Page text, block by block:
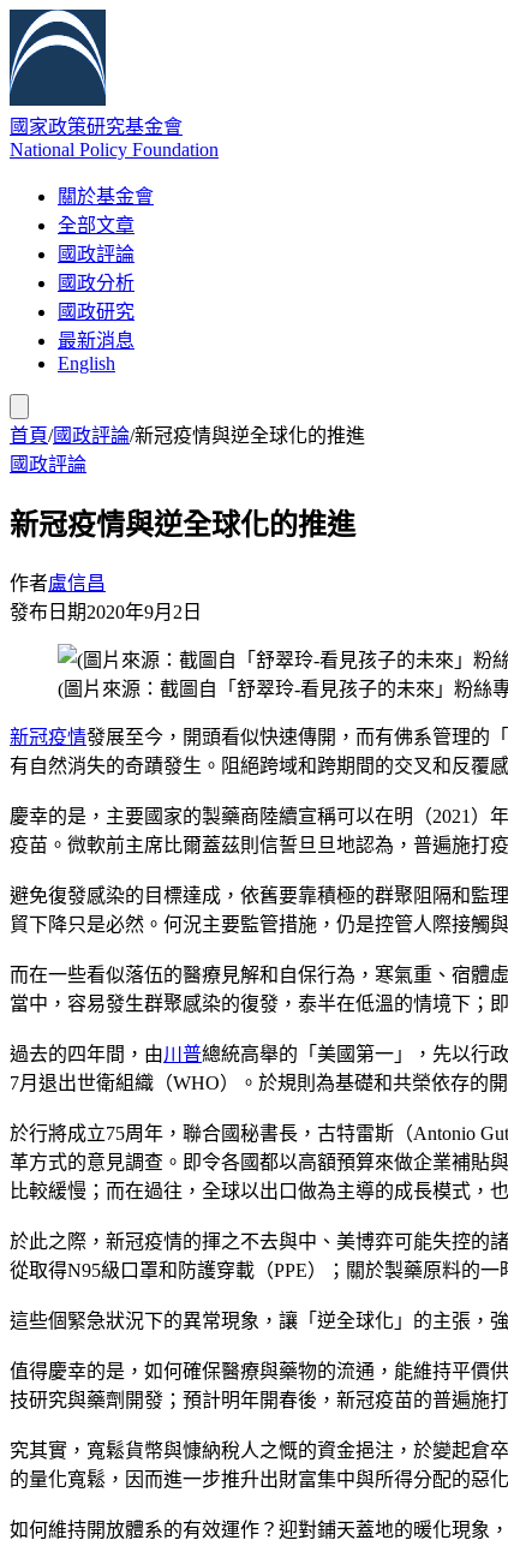
國家政策研究基金會
National Policy Foundation
關於基金會
全部文章
國政評論
國政分析
國政研究
最新消息
English
首頁/國政評論/新冠疫情與逆全球化的推進
國政評論
新冠疫情與逆全球化的推進
作者盧信昌
發布日期2020年9月2日
(圖片來源：截圖自「舒翠玲-看見孩子的未來」粉絲
新冠疫情發展至今，開頭看似快速傳開，而有佛系管理的
有自然消失的奇蹟發生。阻絕跨域和跨期間的交叉和反覆
慶幸的是，主要國家的製藥商陸續宣稱可以在明（2021）
疫苗。微軟前主席比爾蓋茲則信誓旦旦地認為，普遍施打
避免復發感染的目標達成，依舊要靠積極的群聚阻隔和監
貿下降只是必然。何況主要監管措施，仍是控管人際接觸
而在一些看似落伍的醫療見解和自保行為，寒氣重、宿體
當中，容易發生群聚感染的復發，泰半在低溫的情境下；
過去的四年間，由川普總統高舉的「美國第一」，先以行
7月退出世衛組織（WHO）。於規則為基礎和共榮依存的
於行將成立75周年，聯合國秘書長，古特雷斯（Antonio
革方式的意見調查。即令各國都以高額預算來做企業補貼
比較緩慢；而在過往，全球以出口做為主導的成長模式，
於此之際，新冠疫情的揮之不去與中、美博弈可能失控的
從取得N95級口罩和防護穿載（PPE）；關於製藥原料的
這些個緊急狀況下的異常現象，讓「逆全球化」的主張，
值得慶幸的是，如何確保醫療與藥物的流通，能維持平價
技研究與藥劑開發；預計明年開春後，新冠疫苗的普遍施
究其實，寬鬆貨幣與慷納稅人之慨的資金挹注，於變起倉
的量化寬鬆，因而進一步推升出財富集中與所得分配的惡化
如何維持開放體系的有效運作？迎對鋪天蓋地的暖化現象